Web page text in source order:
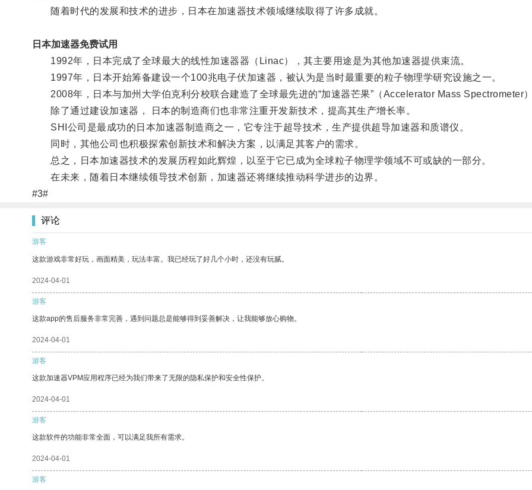
随着时代的发展和技术的进步，日本在加速器技术领域继续取得了许多成就。
日本加速器免费试用
1992年，日本完成了全球最大的线性加速器器（Linac），其主要用途是为其他加速器提供束流。
1997年，日本开始筹备建设一个100兆电子伏加速器，被认为是当时最重要的粒子物理学研究设施之一。
2008年，日本与加州大学伯克利分校联合建造了全球最先进的“加速器芒果”（Accelerator Mass Spectrometer）
除了通过建设加速器， 日本的制造商们也非常注重开发新技术，提高其生产增长率。
SHI公司是最成功的日本加速器制造商之一，它专注于超导技术，生产提供超导加速器和质谱仪。
同时，其他公司也积极探索创新技术和解决方案，以满足其客户的需求。
总之，日本加速器技术的发展历程如此辉煌，以至于它已成为全球粒子物理学领域不可或缺的一部分。
在未来，随着日本继续领导技术创新，加速器还将继续推动科学进步的边界。
#3#
评论
游客
这款游戏非常好玩，画面精美，玩法丰富。我已经玩了好几个小时，还没有玩腻。
2024-04-01
游客
这款app的售后服务非常完善，遇到问题总是能够得到妥善解决，让我能够放心购物。
2024-04-01
游客
这款加速器VPM应用程序已经为我们带来了无限的隐私保护和安全性保护。
2024-04-01
游客
这款软件的功能非常全面，可以满足我所有需求。
2024-04-01
游客